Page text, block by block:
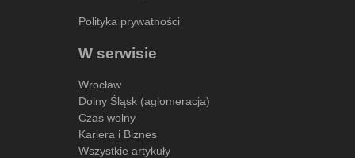
Polityka prywatności
W serwisie
Wrocław
Dolny Śląsk (aglomeracja)
Czas wolny
Kariera i Biznes
Wszystkie artykuły